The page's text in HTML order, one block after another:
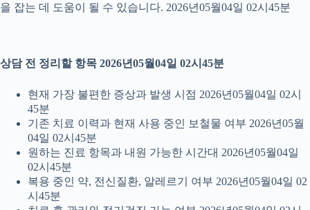
을 잡는 데 도움이 될 수 있습니다. 2026년05월04일 02시45분
상담 전 정리할 항목 2026년05월04일 02시45분
현재 가장 불편한 증상과 발생 시점 2026년05월04일 02시
45분
기존 치료 이력과 현재 사용 중인 보철물 여부 2026년05월
04일 02시45분
원하는 진료 항목과 내원 가능한 시간대 2026년05월04일
02시45분
복용 중인 약, 전신질환, 알레르기 여부 2026년05월04일 02
시45분